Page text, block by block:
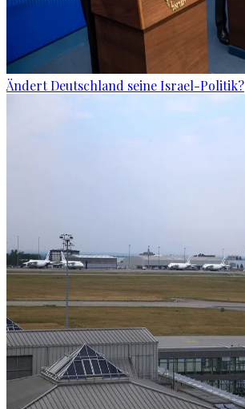
Ändert Deutschland seine Israel-Politik?